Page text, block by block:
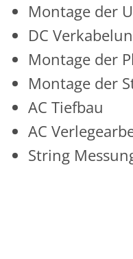
Montage der
DC
Montage der
Montage der
AC Tiefbau
AC
String